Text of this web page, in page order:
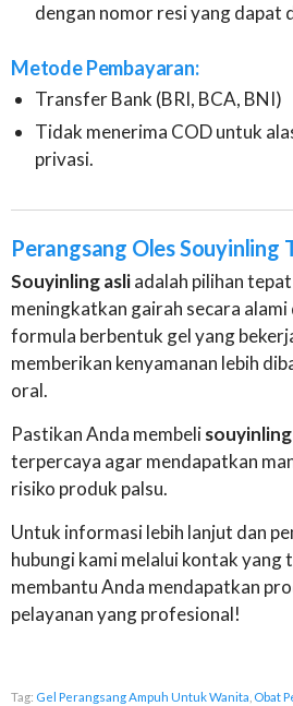
dengan nomor resi yang dapat
Metode Pembayaran:
Transfer Bank (BRI, BCA, BNI)
Tidak menerima COD untuk
privasi.
Perangsang Oles Souyinling
Souyinling asliadalah pilihan
meningkatkan gairah secara alami
formula berbentuk gel yang
memberikan kenyamanan lebih
oral.
Pastikan Anda membeli
terpercaya agar mendapatkan
risiko produk palsu.
Untuk informasi lebih lanjut dan
hubungi kami melalui kontak yang
membantu Anda mendapatkan
pelayanan yang profesional!
Tag: Gel Perangsang Ampuh Untuk Wanita Obat